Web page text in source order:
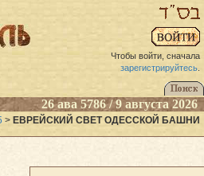
Чтобы войти, сначала
зарегистрируйтесь.
26 ава 5786 / 9 августа 2026
> ЕВРЕЙСКИЙ СВЕТ ОДЕССКОЙ БАШНИ